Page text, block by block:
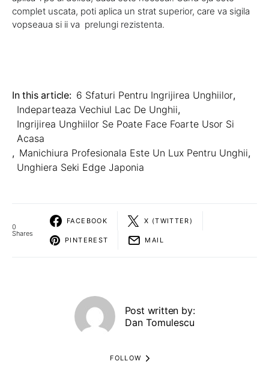
complet uscata, poti aplica un strat superior, care va sigila
vopseaua si ii va prelungi rezistenta.
In this article: 6 Sfaturi Pentru Ingrijirea Unghiilor,
Indeparteaza Vechiul Lac De Unghii,
Ingrijirea Unghiilor Se Poate Face Foarte Usor Si
Acasa
, Manichiura Profesionala Este Un Lux Pentru Unghii,
Unghiera Seki Edge Japonia
0
Shares
FACEBOOK X (TWITTER)
PINTEREST MAIL
Post written by:
Dan Tomulescu
FOLLOW